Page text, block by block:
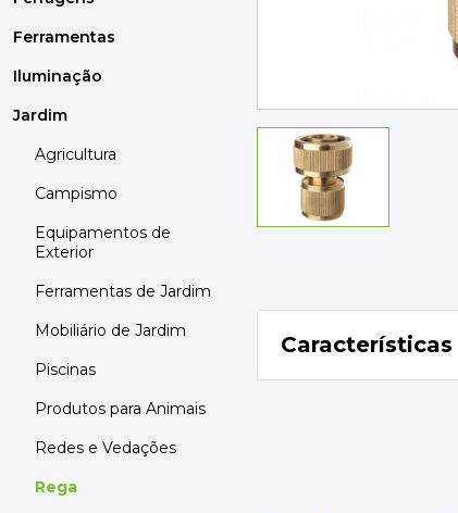
MOBILIÁRIO
PAVIMENTOS E REVESTIMENTOS
DYRUP
Ferramentas
Iluminação
Jardim
Agricultura
Campismo
Equipamentos de
Exterior
Ferramentas de Jardim
Mobiliário de Jardim
Piscinas
Produtos para Animais
Redes e Vedações
Rega
Características